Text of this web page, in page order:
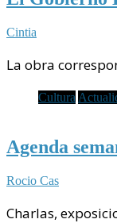
Cintia
La obra
Cultura
Agenda
Rocio Cas
Charlas,